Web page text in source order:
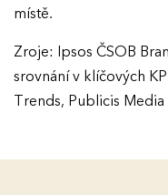
místě.
Zroje: Ipsos ČSOB
srovnání v klíčových
Trends, Publicis Media